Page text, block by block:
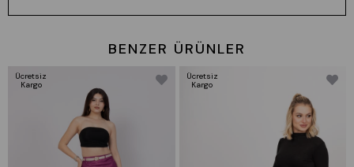
BENZER ÜRÜNLER
Ücretsiz
Kargo
Ücretsiz
Kargo